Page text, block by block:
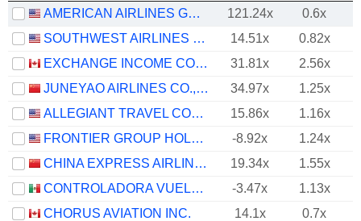
AMERICAN AIRLINES GROUP INC. 121.24x
0.6x
SOUTHWEST AIRLINES CO.
14.51x
0.82x
EXCHANGE INCOME CORPORATION
31.81x 2.56x
JUNEYAO AIRLINES CO., LTD
34.97x
1.25x
ALLEGIANT TRAVEL COMPANY
15.86x
1.16x
FRONTIER GROUP HOLDINGS, INC.
-8.92x
1.24x
CHINA EXPRESS AIRLINES CO.,LTD
19.34x
1.55x
CONTROLADORA VUELA COMPAÑÍA DE AVIACIÓN, S.A.B. DE C.V.
-3.47x
1.13x
CHORUS AVIATION INC.
14.1x
0.7x